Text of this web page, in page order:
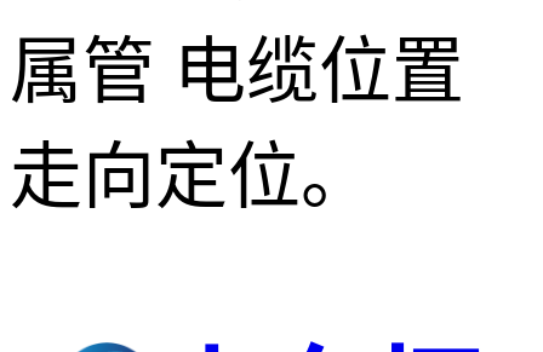
属管 电缆位置
走向定位。